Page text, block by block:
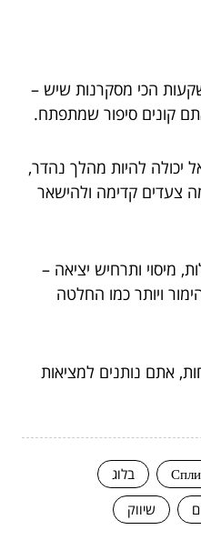
הכי מסקרנות שיש –
קונים סיפור שמתפתח.
להיות מהלך נהדר,
צעדים קדימה ולהישאר
מיסוי ותרחיש יציאה –
ויותר כמו החלטה
אתם נותנים למציאות
בלוג
שיווק